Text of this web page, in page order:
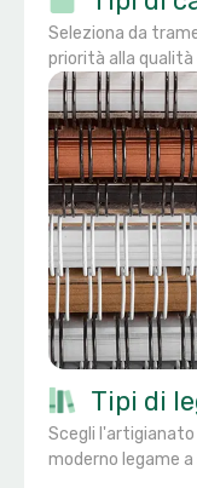
Seleziona da
priorità alla
Tipi di
Scegli
moderno legame